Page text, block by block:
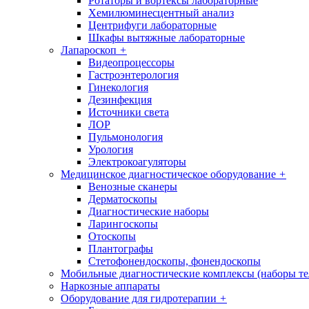
Хемилюминесцентный анализ
Центрифуги лабораторные
Шкафы вытяжные лабораторные
Лапароскоп +
Видеопроцессоры
Гастроэнтерология
Гинекология
Дезинфекция
Источники света
ЛОР
Пульмонология
Урология
Электрокоагуляторы
Медицинское диагностическое оборудование +
Венозные сканеры
Дерматоскопы
Диагностические наборы
Ларингоскопы
Отоскопы
Плантографы
Стетофонендоскопы, фонендоскопы
Мобильные диагностические комплексы (наборы
Наркозные аппараты
Оборудование для гидротерапии +